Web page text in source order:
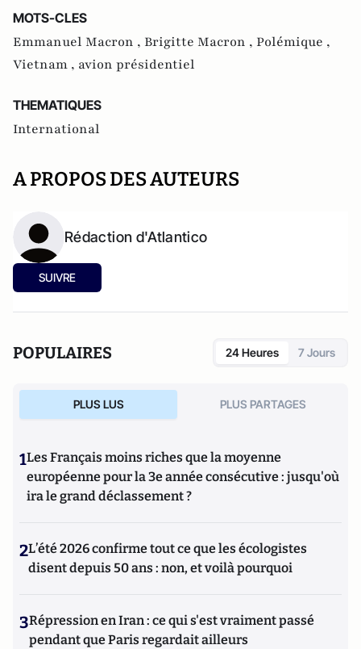
MOTS-CLES
Emmanuel Macron , Brigitte Macron , Polémique ,
Vietnam , avion présidentiel
THEMATIQUES
International
A PROPOS DES AUTEURS
Rédaction d'Atlantico
SUIVRE
POPULAIRES 24 Heures 7 Jours
PLUS LUS PLUS PARTAGES
1Les Français moins riches que la moyenne
européenne pour la 3e année consécutive : jusqu'où
ira le grand déclassement ?
2L’été 2026 confirme tout ce que les écologistes
disent depuis 50 ans : non, et voilà pourquoi
3Répression en Iran : ce qui s'est vraiment passé
pendant que Paris regardait ailleurs